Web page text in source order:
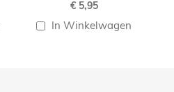
€ 5,95
In Winkelwagen